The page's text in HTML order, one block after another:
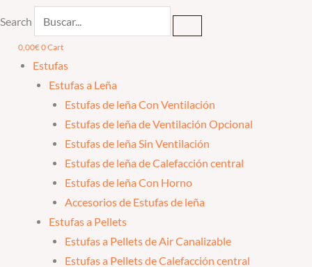
Search
0,00€0Cart
Estufas
Estufas a Leña
Estufas de leña Con Ventilación
Estufas de leña de Ventilación Opcional
Estufas de leña Sin Ventilación
Estufas de leña de Calefacción central
Estufas de leña Con Horno
Accesorios de Estufas de leña
Estufas a Pellets
Estufas a Pellets de Air Canalizable
Estufas a Pellets de Calefacción central